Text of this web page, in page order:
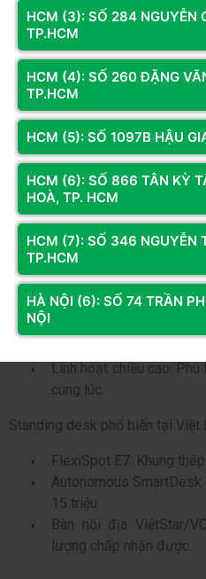
Standing Desk – Đầu Tư Cho
Tại Sao Game Thủ Nên Cân
Standing desk (bàn điều
càng phổ biến trong cộng đồng
Giảm đau lưng mãn tính:
giờ ngồi.
Cải thiện tuần hoàn
15-20%.
Linh hoạt chiều cao:
cùng lúc.
Standing desk phổ biến tại Việt
FlexiSpot E7: Khung
Autonomous
15 triệu.
Bàn nội địa ViệtStar/
lượng chấp nhận được.
HCM (3): SỐ 284 NGUYỄN
TP.HCM
HCM (4): SỐ 260 ĐẶNG
TP.HCM
HCM (5): SỐ 1097B HẬU
HCM (6): SỐ 866 TÂN KỲ
HOÀ, TP. HCM
HCM (7): SỐ 346 NGUYỄN
TP.HCM
HÀ NỘI (6): SỐ 74 TRẦN
NỘI